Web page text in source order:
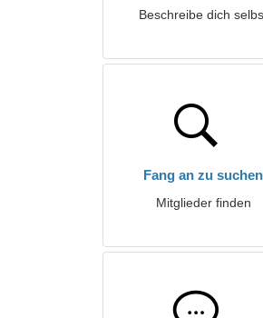
Beschreibe dich
Fang an zu suchen
Mitglieder finden